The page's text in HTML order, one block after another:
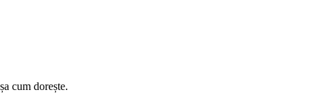
cum dorește.